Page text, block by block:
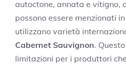
autoctone, annata e vitigno,
possono essere menzionati
utilizzano varietà
Cabernet Sauvignon.
limitazioni per i produttori